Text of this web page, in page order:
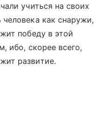
учиться на своих
как снаружи,
победу в этой
ибо, скорее всего,
развитие.